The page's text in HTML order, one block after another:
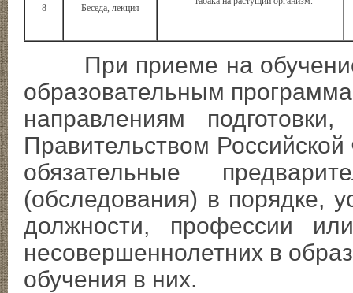
8 Беседа, лекция
При приеме на обучение
образовательным
направлениям
Правительством
обязательные
(обследования) в порядке,
должности, профессии
несовершеннолетних в
обучения в них.